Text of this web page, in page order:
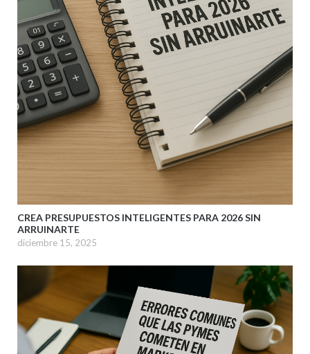
CREA PRESUPUESTOS INTELIGENTES PARA 2026 SIN
ARRUINARTE
diciembre 15, 2025